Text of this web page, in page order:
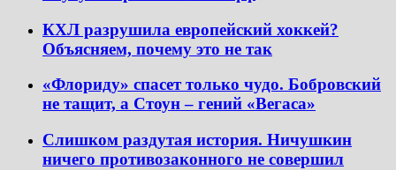
КХЛ разрушила европейский хоккей?
Объясняем, почему это не так
«Флориду» спасет только чудо. Бобровский
не тащит, а Стоун – гений «Вегаса»
Слишком раздутая история. Ничушкин
ничего противозаконного не совершил